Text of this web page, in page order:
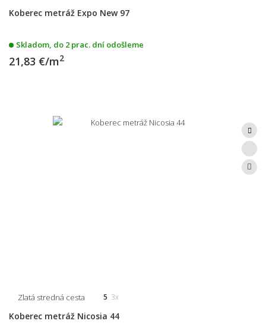
Koberec metráž Expo New 97
Skladom, do 2 prac. dní odošleme
21,83 €/m2
Zlatá stredná cesta 5 3x
Koberec metráž Nicosia 44